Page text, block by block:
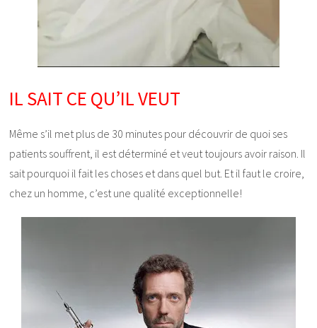
IL SAIT CE QU’IL VEUT
Même s’il met plus de 30 minutes pour découvrir de quoi ses
patients souffrent, il est déterminé et veut toujours avoir raison. Il
sait pourquoi il fait les choses et dans quel but. Et il faut le croire,
chez un homme, c’est une qualité exceptionnelle!